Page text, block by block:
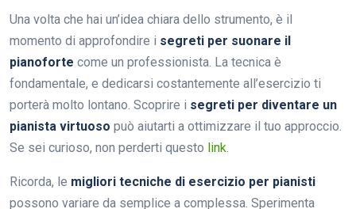
Una volta che hai un’idea chiara dello strumento, è il
momento di approfondire i segreti per suonare il
pianoforte come un professionista. La tecnica è
fondamentale, e dedicarsi costantemente all’esercizio ti
porterà molto lontano. Scoprire i segreti per diventare un
pianista virtuoso può aiutarti a ottimizzare il tuo approccio.
Se sei curioso, non perderti questo link.
Ricorda, le migliori tecniche di esercizio per pianisti
possono variare da semplice a complessa. Sperimenta